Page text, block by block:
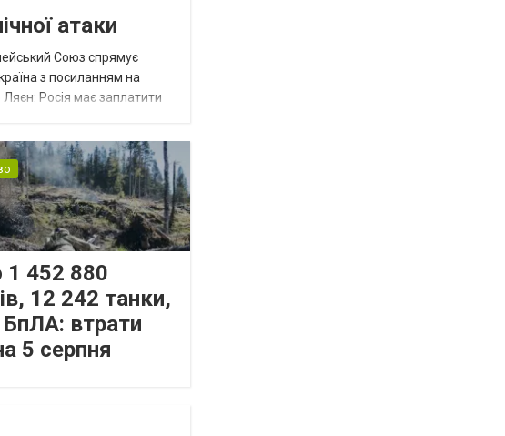
атаки
Союз спрямує
з посиланням на
Росія має заплатити
1 452 880
12 242 танки,
втрати
5 серпня